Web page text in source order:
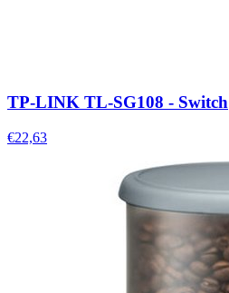
TP-LINK TL-SG108 - Switch
€22,63